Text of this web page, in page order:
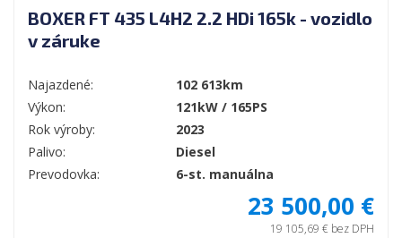
BOXER FT 435 L4H2 2.2 HDi 165k - vozidlo
v záruke
Najazdené:
102 613km
Výkon:
121kW / 165PS
Rok výroby:
2023
Palivo:
Diesel
Prevodovka:
6-st. manuálna
23 500,00 €
19 105,69 € bez DPH